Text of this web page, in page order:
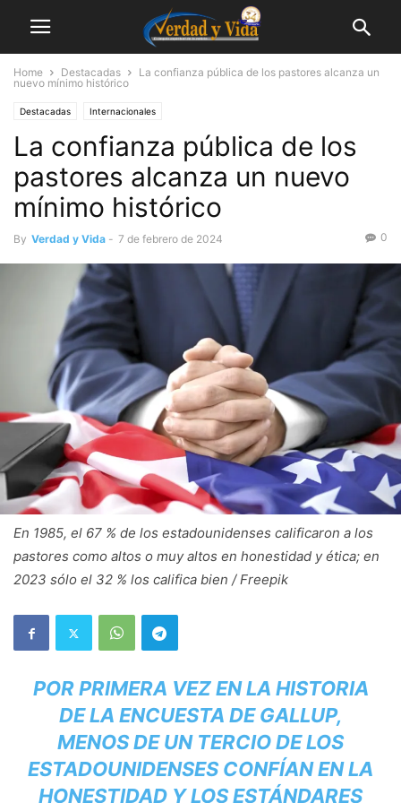
Home Destacadas
La confianza pública de los pastores alcanza un
nuevo mínimo histórico
Destacadas Internacionales
La confianza pública de los
pastores alcanza un nuevo
mínimo histórico
By Verdad y Vida - 7 de febrero de 2024 0
En 1985, el 67 % de los estadounidenses calificaron a los
pastores como altos o muy altos en honestidad y ética; en
2023 sólo el 32 % los califica bien / Freepik
POR PRIMERA VEZ EN LA HISTORIA
DE LA ENCUESTA DE GALLUP,
MENOS DE UN TERCIO DE LOS
ESTADOUNIDENSES CONFÍAN EN LA
HONESTIDAD Y LOS ESTÁNDARES